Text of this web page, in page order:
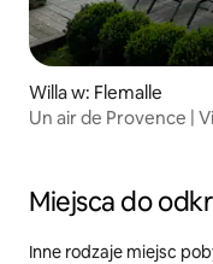
Willa w: Flemalle
Un air de Provence |
Miejsca do
Inne rodzaje miejsc